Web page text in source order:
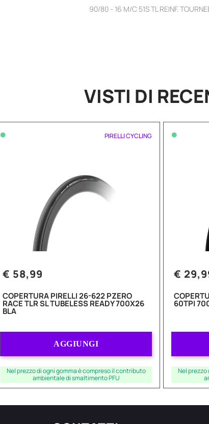
90/80 - 16 M/C 51S TL REINF.
VISTI DI
• PIRELLI CYCLING
€ 58,99
COPERTURA PIRELLI 26-622 PZERO
RACE TLR SL TUBELESS READY 700X26
BLA
AGGIUNGI
Nel prezzo di ogni gomma è compreso il contributo
ambientale di smaltimento PFU
•
€
60TPI
Nel